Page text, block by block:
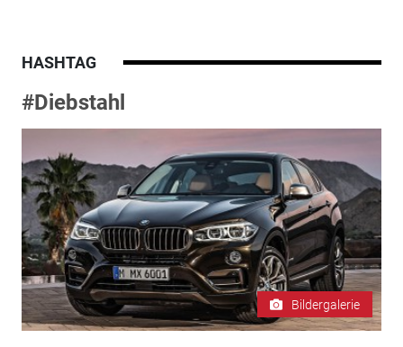
HASHTAG
#Diebstahl
Bildergalerie